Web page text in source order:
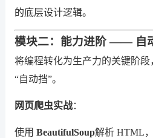
的底层设计逻辑。
模块二：能力进阶 —— 自
将编程转化为生产力的关键阶段
“自动挡”。
网页爬虫实战：
使用 BeautifulSoup解析 HTML